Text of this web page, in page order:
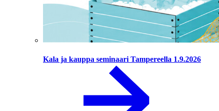
Kala ja kauppa seminaari Tampereella 1.9.2026